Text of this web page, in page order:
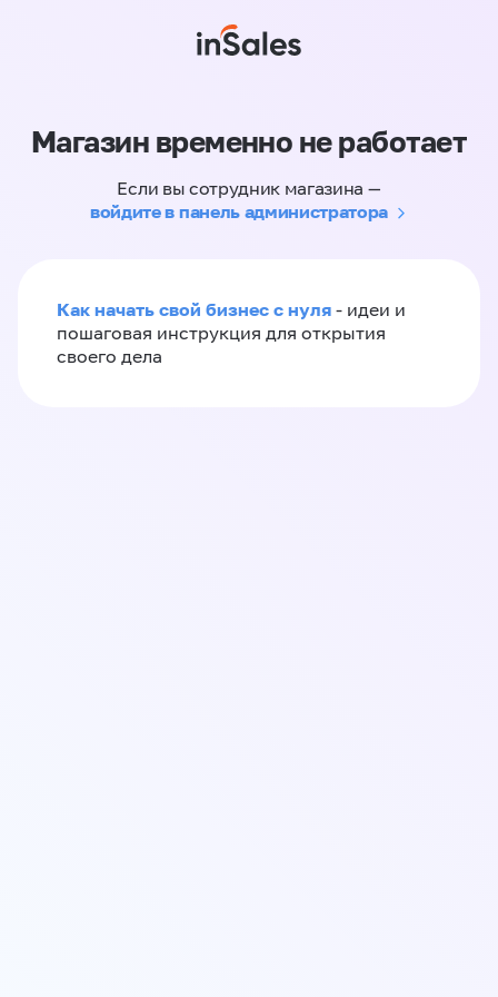
Магазин временно не работает
Если вы сотрудник магазина —
войдите в панель администратора
Как начать свой бизнес с нуля - идеи и
пошаговая инструкция для открытия
своего дела